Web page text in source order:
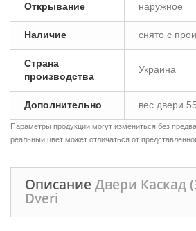
Открывание наружное
Наличие снято с
Страна
производства
Украина
Дополнительно вес двери
Параметры продукции могут измениться без
реальный цвет может отличаться от
Описание Двери Каскад
Dveri